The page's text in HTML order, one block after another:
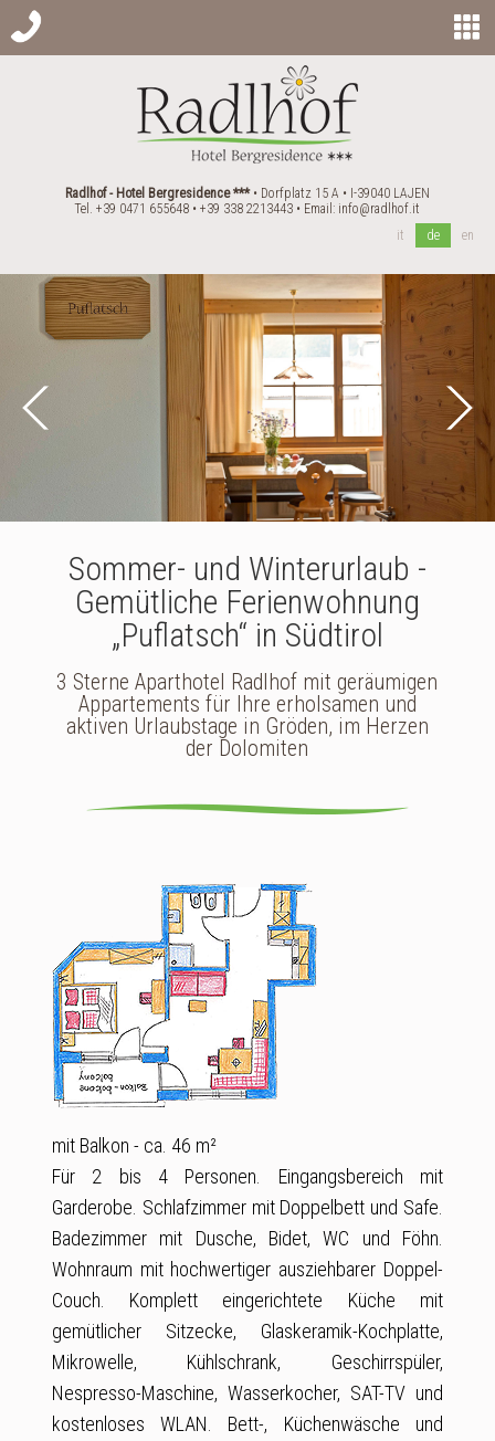
Radlhof - Hotel Bergresidence ***• Dorfplatz 15 A • I-39040 LAJEN
Tel. +39 0471 655648 • +39 338 2213443 • Email: info@radlhof.it
it
de en
Sommer- und Winterurlaub -
Gemütliche Ferienwohnung
„Puflatsch“ in Südtirol
3 Sterne Aparthotel Radlhof mit geräumigen
Appartements für Ihre erholsamen und
aktiven Urlaubstage in Gröden, im Herzen
der Dolomiten
mit Balkon - ca. 46 m²
Für 2 bis 4 Personen. Eingangsbereich mit
Garderobe. Schlafzimmer mit Doppelbett und Safe.
Badezimmer mit Dusche, Bidet, WC und Föhn.
Wohnraum mit hochwertiger ausziehbarer Doppel-
Couch. Komplett eingerichtete Küche mit
gemütlicher Sitzecke, Glaskeramik-Kochplatte,
Mikrowelle, Kühlschrank, Geschirrspüler,
Nespresso-Maschine, Wasserkocher, SAT-TV und
kostenloses WLAN. Bett-, Küchenwäsche und